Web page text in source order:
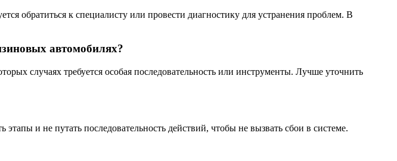
обратиться к специалисту или провести диагностику для устранения проблем. В
автомобилях?
случаях требуется особая последовательность или инструменты. Лучше уточнить
и не путать последовательность действий, чтобы не вызвать сбои в системе.